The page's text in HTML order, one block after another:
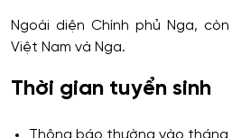
Ngoài diện Chính phủ Nga,
Việt Nam và Nga.
Thời gian tuyển sinh